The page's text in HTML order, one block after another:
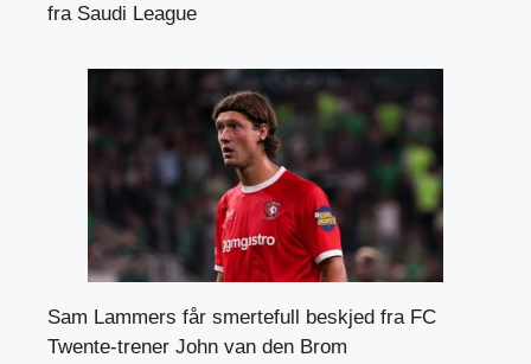
fra Saudi League
Sam Lammers får smertefull beskjed fra FC
Twente-trener John van den Brom